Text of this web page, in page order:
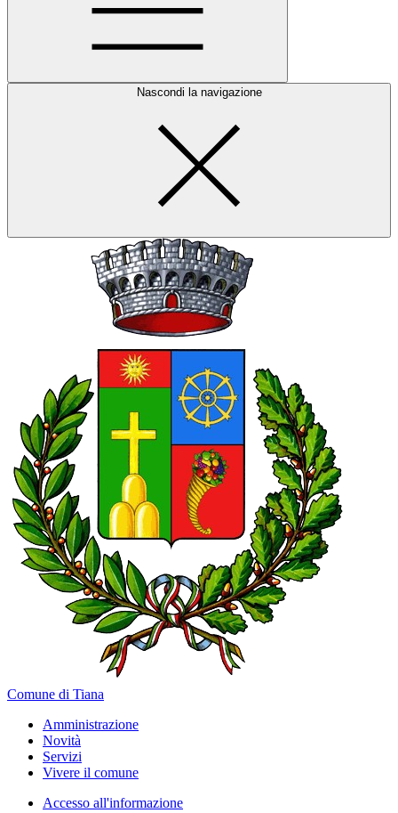
Nascondi la navigazione
Comune di Tiana
Amministrazione
Novità
Servizi
Vivere il comune
Accesso all'informazione